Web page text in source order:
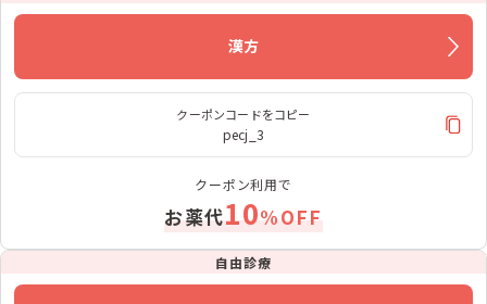
漢方
クーポンコードをコピー
pecj_3
クーポン利用で
お薬代10%OFF
自由診療